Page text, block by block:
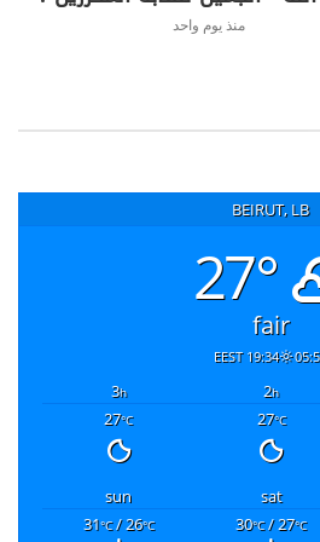
منذ يوم واحد
BEIRUT, LB
27°
fair
19:34 EEST
2h
3h
27°C
27°C
sat
sun
30°C/ 27°C
31°C/ 26°C